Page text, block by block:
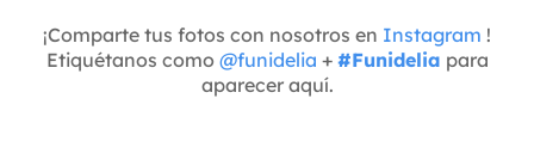
¡Comparte tus fotos con nosotros en Instagram !
Etiquétanos como @funidelia + #Funidelia para
aparecer aquí.